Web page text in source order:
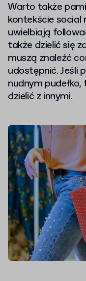
Warto także
kontekście social
uwielbiają
także dzielić się
muszą znaleźć
udostępnić. Jeśli
nudnym
dzielić z innymi.